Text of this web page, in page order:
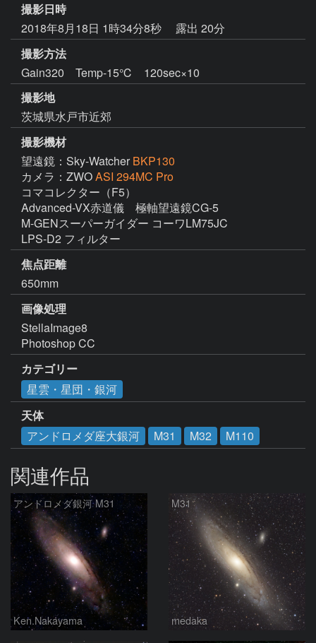
撮影日時
2018年8月18日 1時34分8秒
露出 20分
撮影方法
Gain320 Temp-15℃ 120sec×10
撮影地
茨城県水戸市近郊
撮影機材
望遠鏡：Sky-Watcher BKP130
カメラ：ZWOASI 294MC Pro
コマコレクター（F5）
Advanced-VX赤道儀　極軸望遠鏡CG-5
M-GENスーパーガイダー コーワLM75JC
LPS-D2 フィルター
焦点距離
650mm
画像処理
StellaImage8
Photoshop CC
カテゴリー
星雲・星団・銀河
天体
アンドロメダ座大銀河
M31 M32 M110
関連作品
アンドロメダ銀河 M31
Ken.Nakayama
M31
medaka